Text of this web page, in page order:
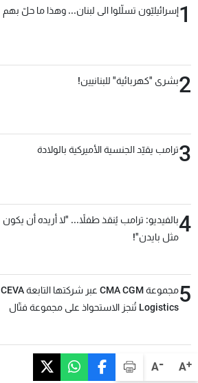
A+
A-
1إسرائيليّون تسلّلوا الى لبنان... وهذا ما حلّ بهم
2بشرى "كهربائية" للبنانيين!
3ترامب يقيّد الجنسية الأميركية بالولادة
4بالفيديو: ترامب يُنقذ طفلاً... "لا أريده أن يكون
مثل بايدن"!
5
مجموعة CMA CGM عبر شركتها التابعة CEVA
Logistics تُنجز الاستحواذ على مجموعة فتّال